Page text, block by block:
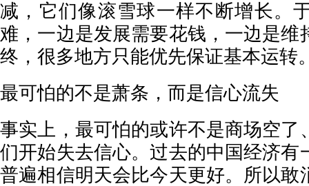
减，它们像滚雪球一样不断增长。
难，一边是发展需要花钱，一边是维
终，很多地方只能优先保证基本运转
最可怕的不是萧条，而是信心流失
事实上，最可怕的或许不是商场空了
们开始失去信心。过去的中国经济有
普遍相信明天会比今天更好。所以敢